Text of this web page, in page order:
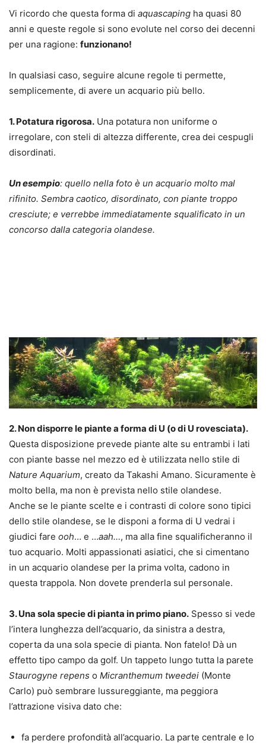
Vi ricordo che questa forma di aquascaping ha quasi 80
anni e queste regole si sono evolute nel corso dei decenni
per una ragione: funzionano!
In qualsiasi caso, seguire alcune regole ti permette,
semplicemente, di avere un acquario più bello.
1. Potatura rigorosa. Una potatura non uniforme o
irregolare, con steli di altezza differente, crea dei cespugli
disordinati.
Un esempio: quello nella foto è un acquario molto mal
rifinito. Sembra caotico, disordinato, con piante troppo
cresciute; e verrebbe immediatamente squalificato in un
concorso dalla categoria olandese.
2. Non disporre le piante a forma di U (o di U rovesciata).
Questa disposizione prevede piante alte su entrambi i lati
con piante basse nel mezzo ed è utilizzata nello stile di
Nature Aquarium, creato da Takashi Amano. Sicuramente è
molto bella, ma non è prevista nello stile olandese.
Anche se le piante scelte e i contrasti di colore sono tipici
dello stile olandese, se le disponi a forma di U vedrai i
giudici fare ooh… e …aah…, ma alla fine squalificheranno il
tuo acquario. Molti appassionati asiatici, che si cimentano
in un acquario olandese per la prima volta, cadono in
questa trappola. Non dovete prenderla sul personale.
3. Una sola specie di pianta in primo piano. Spesso si vede
l’intera lunghezza dell’acquario, da sinistra a destra,
coperta da una sola specie di pianta. Non fatelo! Dà un
effetto tipo campo da golf. Un tappeto lungo tutta la parete
Staurogyne repens o Micranthemum tweedei (Monte
Carlo) può sembrare lussureggiante, ma peggiora
l’attrazione visiva dato che:
fa perdere profondità all’acquario. La parte centrale e lo